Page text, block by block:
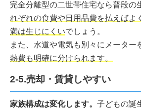
完全分離型の二世帯住宅なら普段の
れぞれの食費や日用品費を払えばよ
満は生じにくいでしょう。
また、水道や電気も別々にメーター
熱費も明確に分けられます。
2-5.売却・賃貸しやすい
家族構成は変化します。 子どもの誕